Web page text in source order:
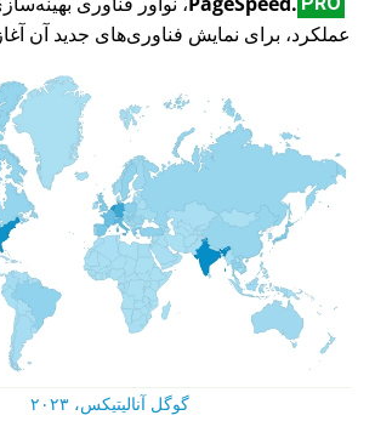
عملکرد، برای نمایش فناوری‌های جدید آن
گوگل آنالیتیکس، ۲۰۲۳